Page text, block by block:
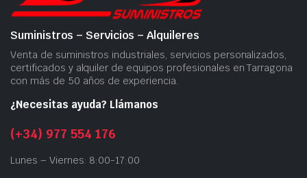
Suministros – Servicios – Alquileres
Venta de suministros industriales, servicios personalizados,
certificados y alquiler de equipos profesionales en Tarragona
con más de 50 años de experiencia.
¿Necesitas ayuda? Llámanos
(+34) 977 554 176
Lunes – Viernes: 8:00-17:00